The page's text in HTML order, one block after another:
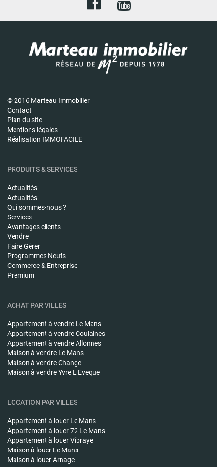
© 2016 Marteau Immobilier
Contact
Plan du site
Mentions légales
Réalisation IMMOFACILE
PRODUITS & SERVICES
Actualités
Actualités
Qui sommes-nous ?
Services
Avantages clients
Vendre
Faire Gérer
Programmes Neufs
Commerce & Entreprise
Premium
ACHAT PAR VILLES
Appartement à vendre Le Mans
Appartement à vendreCoulaines
Appartement à vendreAllonnes
Maison à vendre Le Mans
Maison à vendreChange
Maison à vendreYvre L Eveque
LOCATION PAR VILLES
Appartement à louer Le Mans
Appartement à louer72 Le Mans
Appartement à louerVibraye
Maison à louer Le Mans
Maison à louerArnage